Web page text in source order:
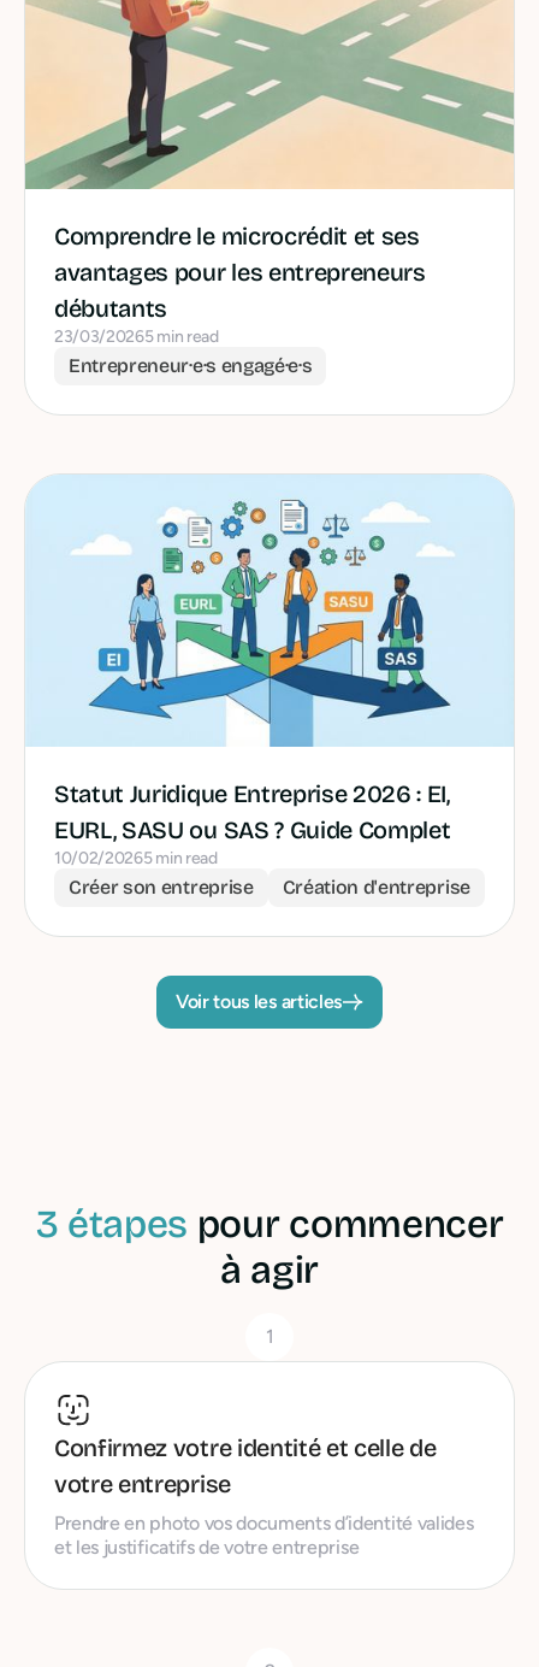
Comprendre le microcrédit et ses
avantages pour les entrepreneurs
débutants
23/03/20265 min read
Entrepreneur·e·s engagé·e·s
Statut Juridique Entreprise 2026 : EI,
EURL, SASU ou SAS ? Guide Complet
10/02/20265 min read
Créer son entreprise Création d'entreprise
Voir tous les articles
3 étapes pour commencer
à agir
1
Confirmez votre identité et celle de
votre entreprise
Prendre en photo vos documents d’identité valides
et les justificatifs de votre entreprise